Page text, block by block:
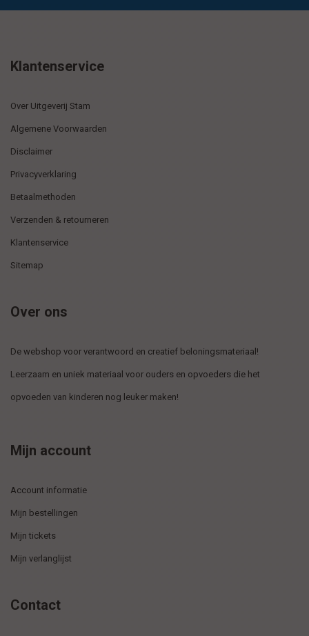
Klantenservice
Over Uitgeverij Stam
Algemene Voorwaarden
Disclaimer
Privacyverklaring
Betaalmethoden
Verzenden & retourneren
Klantenservice
Sitemap
Over ons
De webshop voor verantwoord en creatief beloningsmateriaal!
Leerzaam en uniek materiaal voor ouders en opvoeders die het
opvoeden van kinderen nog leuker maken!
Mijn account
Account informatie
Mijn bestellingen
Mijn tickets
Mijn verlanglijst
Contact